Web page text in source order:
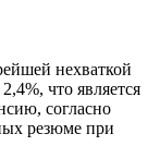
нехваткой
что является
согласно
резюме при